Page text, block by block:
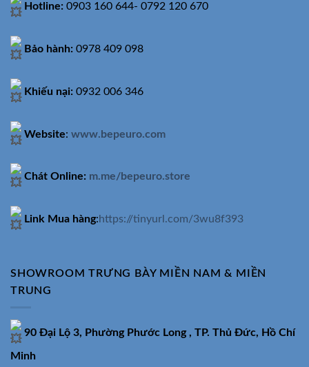
Hotline: 0903 160 644- 0792 120 670
Bảo hành: 0978 409 098
Khiếu nại: 0932 006 346
Website: www.bepeuro.com
Chát Online: m.me/bepeuro.store
Link Mua hàng:https://tinyurl.com/3wu8f393
SHOWROOM TRƯNG BÀY MIỀN NAM & MIỀN
TRUNG
90 Đại Lộ 3, Phường Phước Long , TP. Thủ Đức, Hồ Chí
Minh